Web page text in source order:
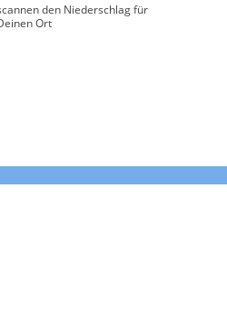
den Niederschlag für
Ort